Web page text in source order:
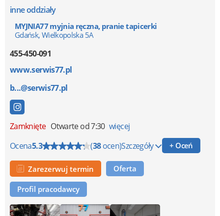
inne oddziały
MYJNIA77 myjnia ręczna, pranie tapicerki
Gdańsk, Wielkopolska 5A
455-450-091
www.serwis77.pl
b...@serwis77.pl
Zamknięte Otwarte od 7:30 więcej
Ocena5.3 (38ocen)Szczegóły + Oceń
Zarezerwuj termin Oferta
Profil pracodawcy